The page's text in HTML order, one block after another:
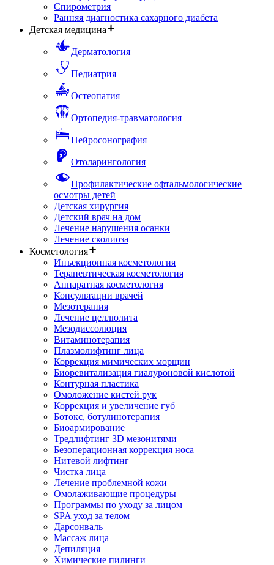
Спирометрия
Ранняя диагностика сахарного диабета
Детская медицина
Дерматология
Педиатрия
Остеопатия
Ортопедия-травматология
Нейросонография
Отоларингология
Профилактические офтальмологические
осмотры детей
Детская хирургия
Детский врач на дом
Лечение нарушения осанки
Лечение сколиоза
Косметология
Инъекционная косметология
Терапевтическая косметология
Аппаратная косметология
Консультации врачей
Мезотерапия
Лечение целлюлита
Мезодиссолюция
Витаминотерапия
Плазмолифтинг лица
Коррекция мимических морщин
Биоревитализация гиалуроновой кислотой
Контурная пластика
Омоложение кистей рук
Коррекция и увеличение губ
Ботокс, ботулинотерапия
Биоармирование
Тредлифтинг 3D мезонитями
Безоперационная коррекция носа
Нитевой лифтинг
Чистка лица
Лечение проблемной кожи
Омолаживающие процедуры
Программы по уходу за лицом
SPA уход за телом
Дарсонваль
Массаж лица
Депиляция
Химические пилинги